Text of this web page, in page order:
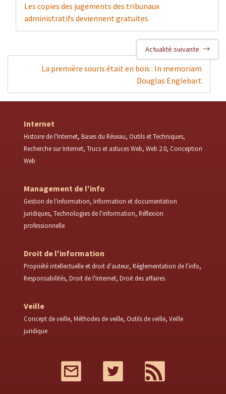
Les copies des jugements des tribunaux
administratifs deviennent gratuites
Actualité suivante
La première souris était en bois : In memoriam
Douglas Englebart
Internet
Histoire de l'Internet Bases du Réseau Outils et Techniques
Recherche sur Internet Trucs et astuces Web Web 2.0 Conception
Web
Management de l'info
Gestion de l'information Information et documentation
juridiques Technologies de l'information Réflexion
professionnelle
Droit de l'information
Propriété intellectuelle et droit d'auteur Réglementation de l'info
Responsabilités Droit de l'Internet Droit des affaires
Veille
Concept de veille Méthodes de veille Outils de veille Veille
juridique
Twitter